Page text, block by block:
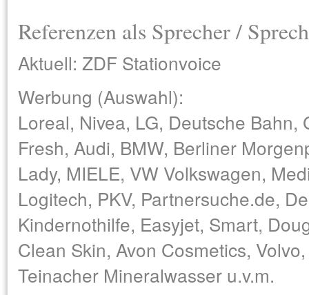
Referenzen als Sprecher /
Aktuell: ZDF Stationvoice
Werbung (Auswahl):
Loreal, Nivea, LG, Deutsche Bahn,
Fresh, Audi, BMW, Berliner
Lady, MIELE, VW Volkswagen,
Logitech, PKV, Partnersuche.de,
Kindernothilfe, Easyjet, Smart,
Clean Skin, Avon Cosmetics,
Teinacher Mineralwasser u.v.m.